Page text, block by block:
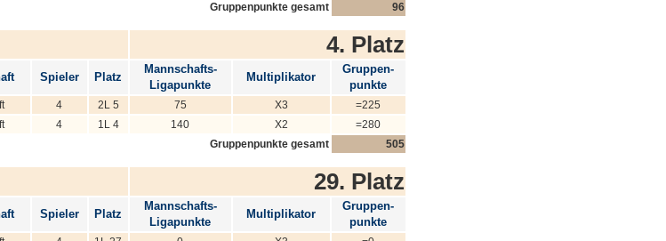
Gruppenpunkte gesamt
96
4. Platz
Spieler Platz
Mannschafts-
Ligapunkte
Multiplikator
Gruppen-
punkte
4 2L 5 75 X3
=225
4 1L 4 140 X2
=280
Gruppenpunkte gesamt
505
29. Platz
Spieler Platz
Mannschafts-
Ligapunkte
Multiplikator
Gruppen-
punkte